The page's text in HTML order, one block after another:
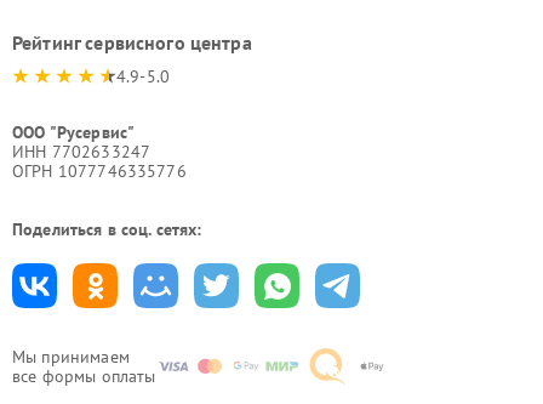
Мы принимаем
все формы оплаты
Рейтинг сервисного центра
4.9-5.0
ООО "Русервис"
ИНН 7702633247
ОГРН 1077746335776
Поделиться в соц. сетях: